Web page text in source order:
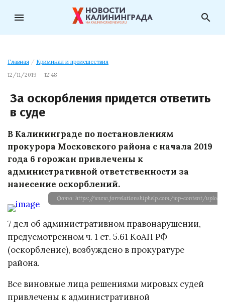
menu search
Главная / Криминал и происшествия
12/11/2019 — 12:48
За оскорбления придется ответить
в суде
В Калининграде по постановлениям
прокурора Московского района с начала 2019
года 6 горожан привлечены к
административной ответственности за
нанесение оскорблений.
Фото: https://www.forrelationshiphelp.com/wp-content/
7 дел об административном правонарушении,
предусмотренном ч. 1 ст. 5.61 КоАП РФ
(оскорбление), возбуждено в прокуратуре
района.
Все виновные лица решениями мировых судей
привлечены к административной